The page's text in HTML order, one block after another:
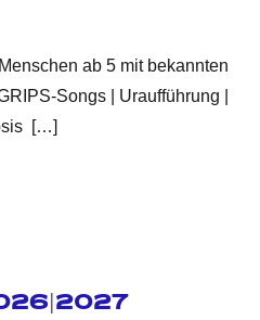
ab 5 mit bekannten
Songs | Uraufführung |
[…]